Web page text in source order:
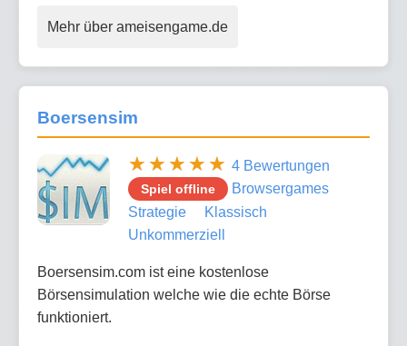
Mehr über ameisengame.de
Boersensim
4 Bewertungen
Spiel offline
Browsergames
Strategie
Klassisch
Unkommerziell
Boersensim.com ist eine kostenlose
Börsensimulation welche wie die echte Börse
funktioniert.